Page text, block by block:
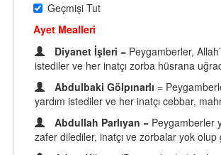
Geçmişi Tut
Ayet Mealleri
Diyanet İşleri = Peygamberler,
istediler ve her inatçı zorba hüsrana
Abdulbaki Gölpınarlı =
yardım istediler ve her inatçı cebbar,
Abdullah Parlıyan = Peygamberler
zafer dilediler, inatçı ve zorbalar yok olup